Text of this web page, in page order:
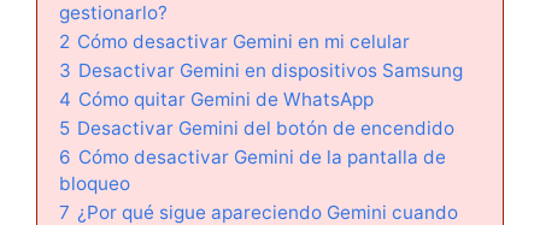
gestionarlo?
2 Cómo desactivar Gemini en mi celular
3 Desactivar Gemini en dispositivos Samsung
4 Cómo quitar Gemini de WhatsApp
5 Desactivar Gemini del botón de encendido
6 Cómo desactivar Gemini de la pantalla de
bloqueo
7 ¿Por qué sigue apareciendo Gemini cuando